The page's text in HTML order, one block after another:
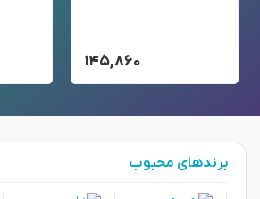
۱۴۵,۸۶۰
برندهای محبوب